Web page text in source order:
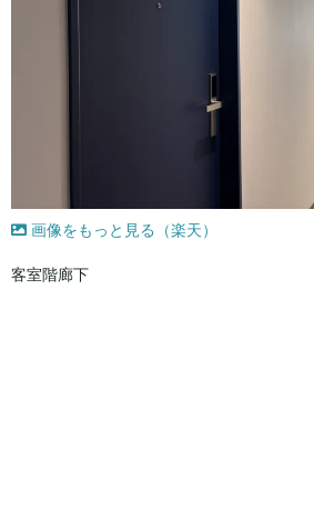
画像をもっと見る（楽天）
客室階廊下